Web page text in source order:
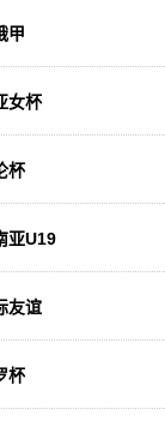
甲
女杯
杯
亚U19
友谊
杯